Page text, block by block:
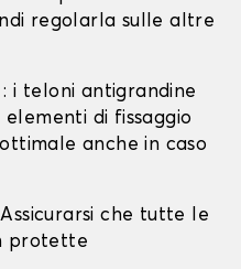
regolarla sulle altre
: i teloni antigrandine
di fissaggio
anche in caso
che tutte le
protette